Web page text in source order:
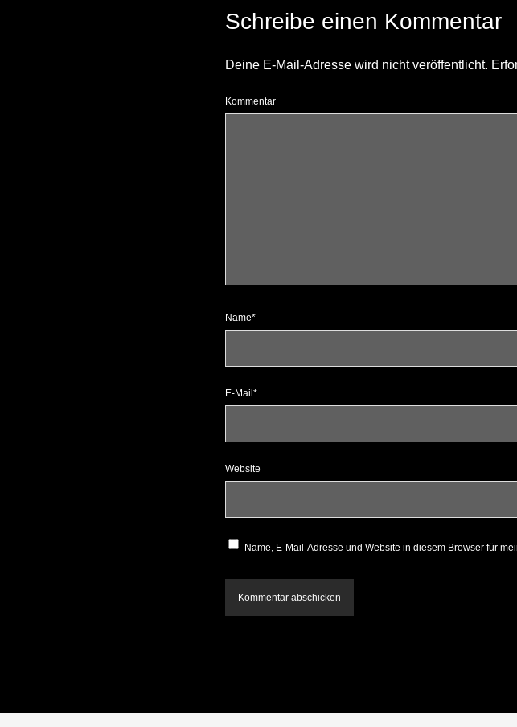
Schreibe einen Kommentar
Deine E-Mail-Adresse wird nicht veröffentlicht.
Kommentar
Name*
E-Mail*
Website
Name, E-Mail-Adresse und Website in diesem Browser für